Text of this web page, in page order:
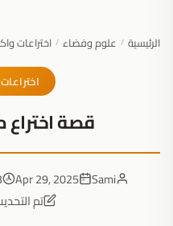
الرئيسية / علوم وفضاء / اختراعات
قصة اختراع
Sami
Apr 29, 2025
تم